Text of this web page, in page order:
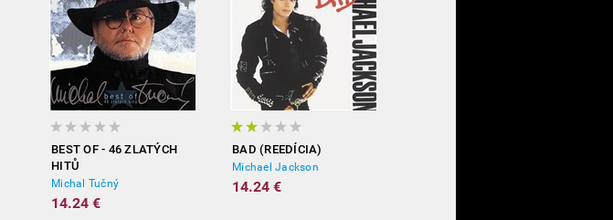
BEST OF - 46 ZLATÝCH
HITŮ
Michal Tučný
14.24 €
BAD (REEDÍCIA)
Michael Jackson
14.24 €